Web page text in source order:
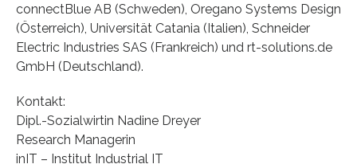
connectBlue AB (Schweden), Oregano Systems Design
(Österreich), Universität Catania (Italien), Schneider
Electric Industries SAS (Frankreich) und rt-solutions.de
GmbH (Deutschland).
Kontakt:
Dipl.-Sozialwirtin Nadine Dreyer
Research Managerin
inIT – Institut Industrial IT